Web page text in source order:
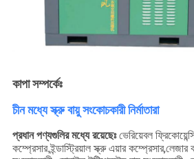
কাপা সম্পর্কেঃ
চীন মধ্যে স্ক্রু বায়ু সংকোচকারী নির্মাতারা
প্রধান পণ্যগুলির মধ্যে রয়েছেঃ ভেরিয়েবল
কম্প্রেসার,ইন্ডাস্ট্রিয়াল স্ক্রু এয়ার কম্প্রেসার,লেজার